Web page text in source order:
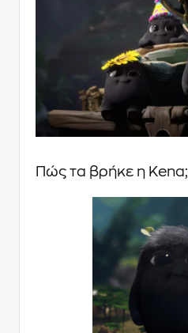
Πώς τα βρήκε η Kena;